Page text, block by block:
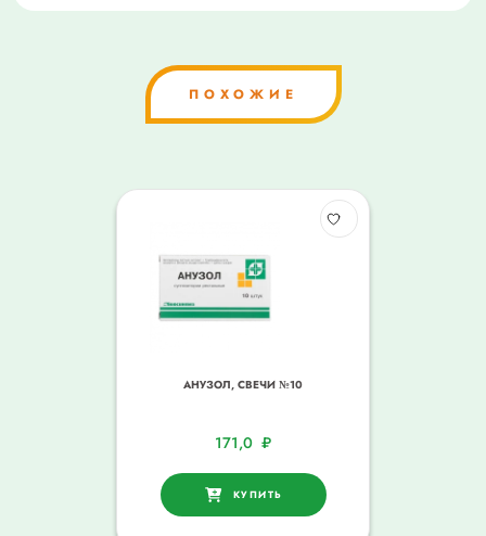
ПОХОЖИЕ
АНУЗОЛ, СВЕЧИ №10
171,0 ₽
КУПИТЬ